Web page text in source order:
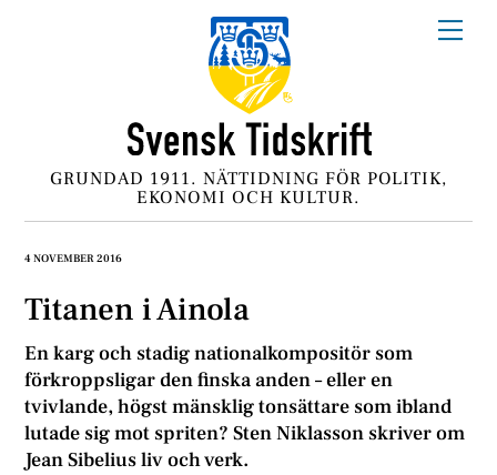
GRUNDAD 1911. NÄTTIDNING FÖR POLITIK,
EKONOMI OCH KULTUR.
4 NOVEMBER 2016
Titanen i Ainola
En karg och stadig nationalkompositör som
förkroppsligar den finska anden – eller en
tvivlande, högst mänsklig tonsättare som ibland
lutade sig mot spriten? Sten Niklasson skriver om
Jean Sibelius liv och verk.